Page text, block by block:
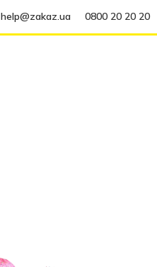
help@zakaz.ua 0800 20 20 20